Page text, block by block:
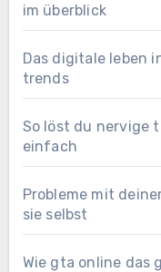
im überblick
Das digitale leben
trends
So löst du nervige
einfach
Probleme mit
sie selbst
Wie gta online das